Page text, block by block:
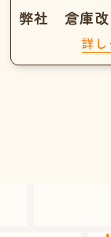
弊社 倉庫改
詳し